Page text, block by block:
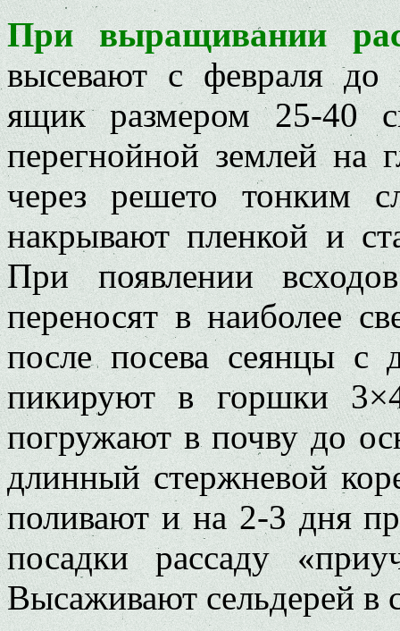
При выращивании
высевают с февраля
ящик размером 25-40
перегнойной землей на
через решето тонким
накрывают пленкой и
При появлении
переносят в наиболее
после посева сеянцы с
пикируют в горшки
погружают в почву до
длинный стержневой
поливают и на 2-3 дня
посадки рассаду
Высаживают сельдерей в